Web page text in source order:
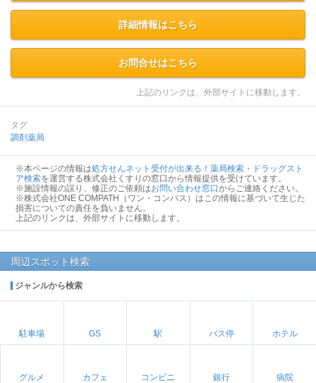
詳細情報はこちら
お問合せはこちら
上記のリンクは、外部サイトに移動します。
タグ
調剤薬局
※本ページの情報は処方せんネット受付が出来る！薬局検索・ドラッグスト
ア検索を運営する株式会社くすりの窓口から情報提供を受けています。
※施設情報の誤り、修正のご依頼はお問い合わせ窓口からご連絡ください。
※株式会社ONE COMPATH（ワン・コンパス）はこの情報に基づいて生じた
損害についての責任を負いません。
上記のリンクは、外部サイトに移動します。
周辺スポット検索
ジャンルから検索
駐車場 GS 駅 バス停 ホテル
グルメ カフェ コンビニ 銀行 病院